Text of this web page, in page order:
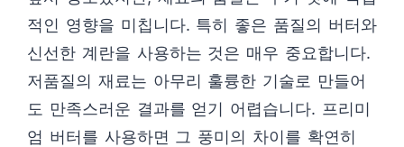
적인 영향을 미칩니다. 특히 좋은 품질의 버터와
신선한 계란을 사용하는 것은 매우 중요합니다.
저품질의 재료는 아무리 훌륭한 기술로 만들어
도 만족스러운 결과를 얻기 어렵습니다. 프리미
엄 버터를 사용하면 그 풍미의 차이를 확연히